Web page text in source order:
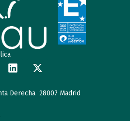
Derecha 28007 Madrid